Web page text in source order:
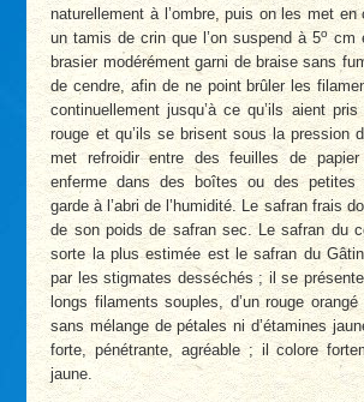
naturellement à l’ombre, puis on les met
un tamis de crin que l’on suspend à 5ocm
brasier modérément garni de braise sans
de cendre, afin de ne point brûler les
continuellement jusqu’à ce qu’ils aient
rouge et qu’ils se brisent sous la pression
met refroidir entre des feuilles de
enferme dans des boîtes ou des petites
garde à l’abri de l’humidité. Le safran frais
de son poids de safran sec. Le safran du
sorte la plus estimée est le safran du
par les stigmates desséchés ; il se
longs filaments souples, d’un rouge
sans mélange de pétales ni d’étamines
forte, pénétrante, agréable ; il colore
jaune.